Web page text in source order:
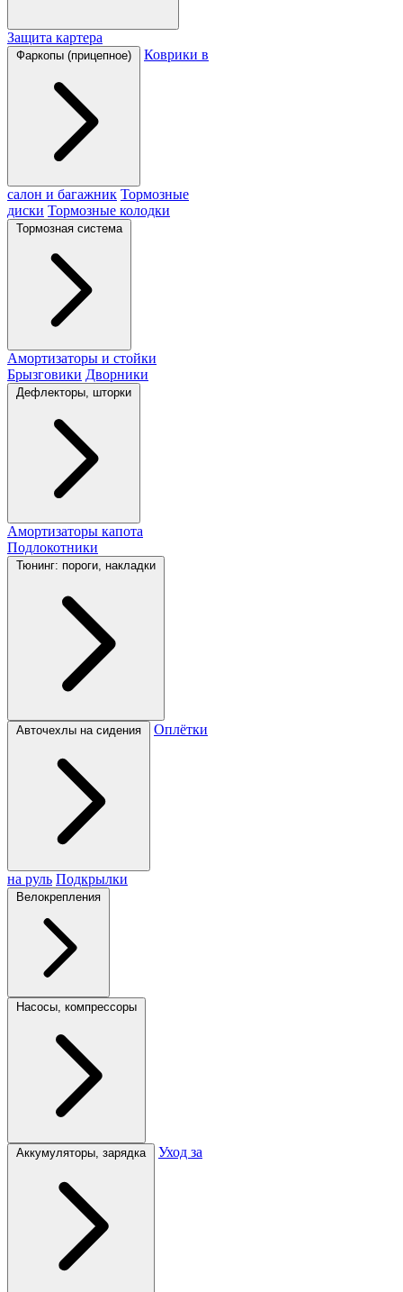
Защита картера
Фаркопы (прицепное) Коврики в
салон и багажник Тормозные
диски Тормозные колодки
Тормозная система
Амортизаторы и стойки
Брызговики Дворники
Дефлекторы, шторки
Амортизаторы капота
Подлокотники
Тюнинг: пороги, накладки
Авточехлы на сидения Оплётки
на руль Подкрылки
Велокрепления
Насосы, компрессоры
Аккумуляторы, зарядка Уход за